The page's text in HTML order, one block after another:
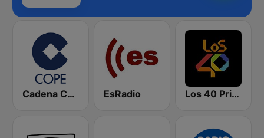
Cadena COPE EsRadio Los 40 Principales